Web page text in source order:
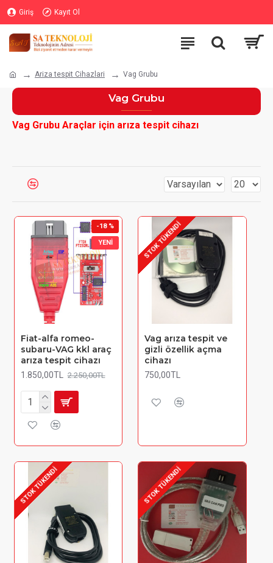
Giriş Kayıt Ol
Ariza tespit Cihazlari Vag Grubu
Vag Grubu
Vag Grubu Araçlar için arıza tespit cihazı
YENI
-18 %
Fiat-alfa romeo-
subaru-VAG kkl araç
arıza tespit cihazı
1.850,00TL 2.250,00TL
STOK TÜKENDI
Vag arıza tespit ve
gizli özellik açma
cihazı
750,00TL
STOK TÜKENDI STOK TÜKENDI